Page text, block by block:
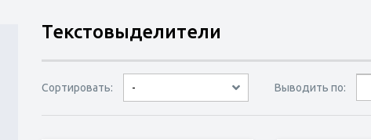
Текстовыделители
Сортировать: -
по дате
по популярности
сначала дешёвые
сначала дорогие
Выводить по: